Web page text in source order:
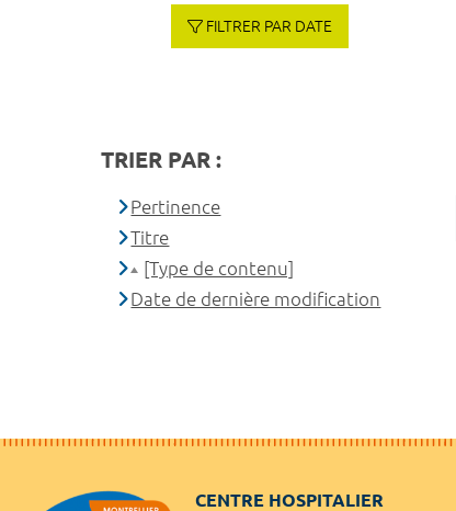
FILTRER PAR DATE
TRIER PAR :
Pertinence
Titre
[Type de contenu]
Date de dernière modification
CENTRE HOSPITALIER